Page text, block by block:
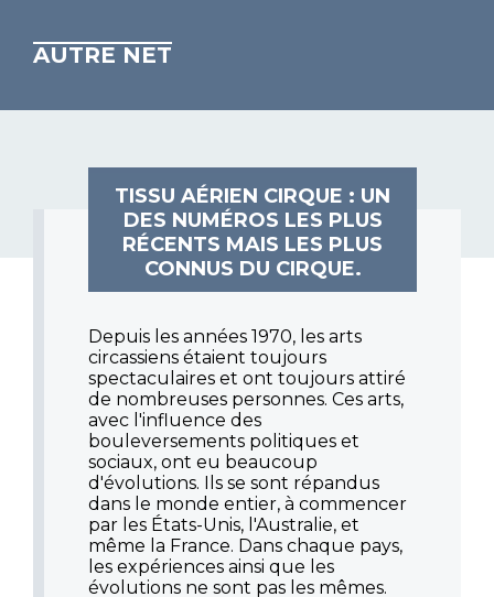
AUTRE NET
TISSU AÉRIEN CIRQUE : UN
DES NUMÉROS LES PLUS
RÉCENTS MAIS LES PLUS
CONNUS DU CIRQUE.
Depuis les années 1970, les arts
circassiens étaient toujours
spectaculaires et ont toujours attiré
de nombreuses personnes. Ces arts,
avec l'influence des
bouleversements politiques et
sociaux, ont eu beaucoup
d'évolutions. Ils se sont répandus
dans le monde entier, à commencer
par les États-Unis, l'Australie, et
même la France. Dans chaque pays,
les expériences ainsi que les
évolutions ne sont pas les mêmes.